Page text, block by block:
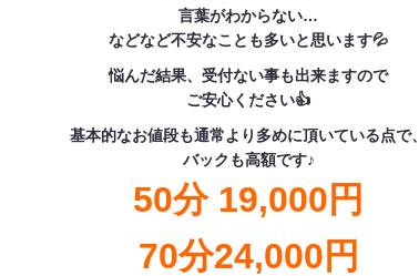
言葉がわからない…
などなど不安なことも多いと思います💦
悩んだ結果、受付ない事も出来ますので
ご安心ください👍
基本的なお値段も通常より多めに頂いている点で、
バックも高額です♪
50分 19,000円
70分24,000円